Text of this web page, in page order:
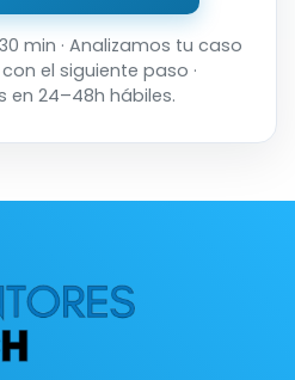
min · Analizamos tu caso
el siguiente paso ·
en 24–48h hábiles.